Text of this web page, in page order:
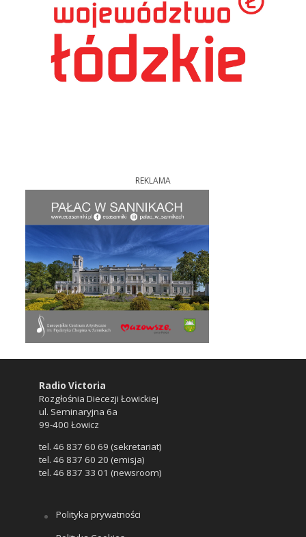
REKLAMA
Radio Victoria
Rozgłośnia Diecezji Łowickiej
ul. Seminaryjna 6a
99-400 Łowicz
tel. 46 837 60 69 (sekretariat)
tel. 46 837 60 20 (emisja)
tel. 46 837 33 01 (newsroom)
Polityka prywatności